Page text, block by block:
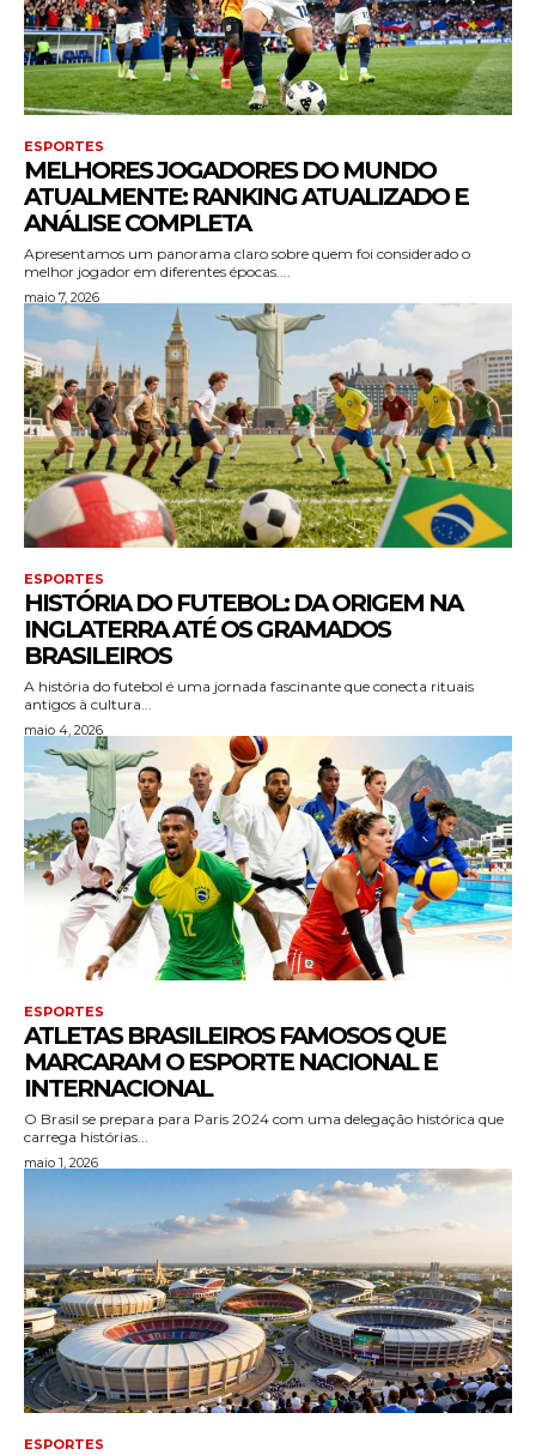
ESPORTES
MELHORES JOGADORES DO MUNDO
ATUALMENTE: RANKING ATUALIZADO E
ANÁLISE COMPLETA
Apresentamos um panorama claro sobre quem foi considerado o
melhor jogador em diferentes épocas....
maio 7, 2026
ESPORTES
HISTÓRIA DO FUTEBOL: DA ORIGEM NA
INGLATERRA ATÉ OS GRAMADOS
BRASILEIROS
A história do futebol é uma jornada fascinante que conecta rituais
antigos à cultura...
maio 4, 2026
ESPORTES
ATLETAS BRASILEIROS FAMOSOS QUE
MARCARAM O ESPORTE NACIONAL E
INTERNACIONAL
O Brasil se prepara para Paris 2024 com uma delegação histórica que
carrega histórias...
maio 1, 2026
ESPORTES